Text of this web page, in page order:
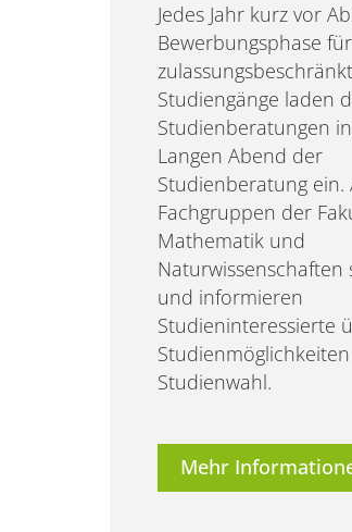
Jedes Jahr kurz vor
Bewerbungsphase für
Studiengänge laden
Studienberatungen
Langen Abend der
Studienberatung ein.
Fachgruppen der
Mathematik und
Naturwissenschaften
und informieren
Studieninteressierte
Studienwahl.
Mehr